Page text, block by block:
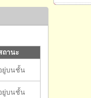
ถานะ
ยู่บนชั้น
ยู่บนชั้น